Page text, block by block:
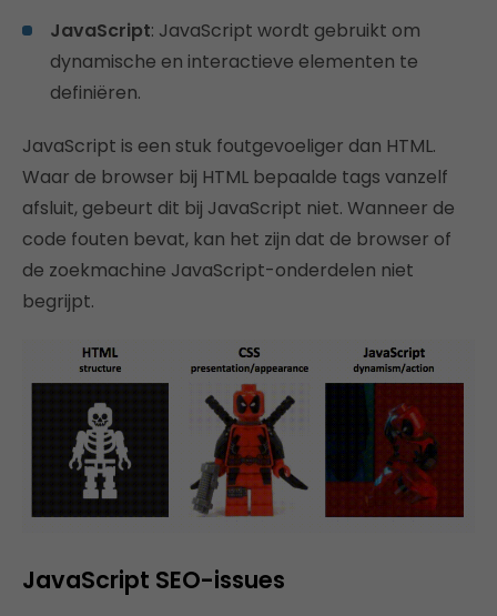
JavaScript: JavaScript wordt gebruikt om
dynamische en interactieve elementen te
definiëren.
JavaScript is een stuk foutgevoeliger dan HTML.
Waar de browser bij HTML bepaalde tags vanzelf
afsluit, gebeurt dit bij JavaScript niet. Wanneer de
code fouten bevat, kan het zijn dat de browser of
de zoekmachine JavaScript-onderdelen niet
begrijpt.
JavaScript SEO-issues